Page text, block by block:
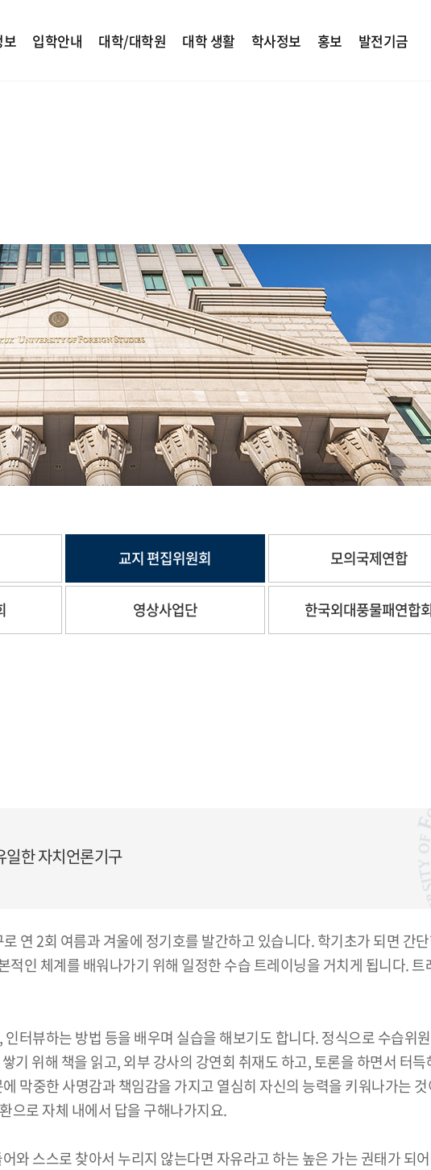
보 입학안내 대학/대학원 대학 생활 학사정보 홍보 발전기금
교지 편집위원회 모의국제연합
영상사업단 한국외대풍물패연합
일한 자치언론기구
연 2회 여름과 겨울에 정기호를 발간하고 있습니다. 학기초가 되면 간
인 체계를 배워나가기 위해 일정한 수습 트레이닝을 거치게 됩니다.
터뷰하는 방법 등을 배우며 실습을 해보기도 합니다. 정식으로 수습위
기 위해 책을 읽고, 외부 강사의 강연회 취재도 하고, 토론을 하면서 터
막중한 사명감과 책임감을 가지고 열심히 자신의 능력을 키워나가는
으로 자체 내에서 답을 구해나가지요.
와 스스로 찾아서 누리지 않는다면 자유라고 하는 높은 가는 권태가 되